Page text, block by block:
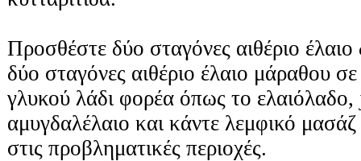
Προσθέστε δύο σταγόνες αιθέριο έλαιο
δύο σταγόνες αιθέριο έλαιο μάραθου
γλυκού λάδι φορέα όπως το
αμυγδαλέλαιο και κάντε λεμφικό
στις προβληματικές περιοχές.